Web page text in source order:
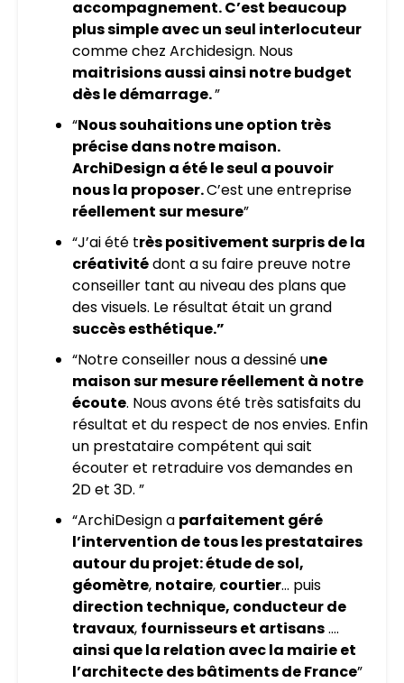
accompagnement. C’est beaucoup
plus simple avec un seul interlocuteur
comme chez Archidesign. Nous
maitrisions aussi ainsi notre budget
dès le démarrage.”
“Nous souhaitions une option très
précise dans notre maison.
ArchiDesign a été le seul a pouvoir
nous la proposer.C’est une entreprise
réellement sur mesure”
“J’ai été très positivement surpris de la
créativitédont a su faire preuve notre
conseiller tant au niveau des plans que
des visuels. Le résultat était un grand
succès esthétique.”
“Notre conseiller nous a dessiné une
maison sur mesure réellement à notre
écoute. Nous avons été très satisfaits du
résultat et du respect de nos envies. Enfin
un prestataire compétent qui sait
écouter et retraduire vos demandes en
2D et 3D. ”
“ArchiDesign a parfaitement géré
l’intervention de tous les prestataires
autour du projet: étude de sol,
géomètre, notaire, courtier… puis
direction technique, conducteur de
travaux, fournisseurs et artisans....
ainsi que la relation avec la mairie et
l’architecte des bâtiments de France”